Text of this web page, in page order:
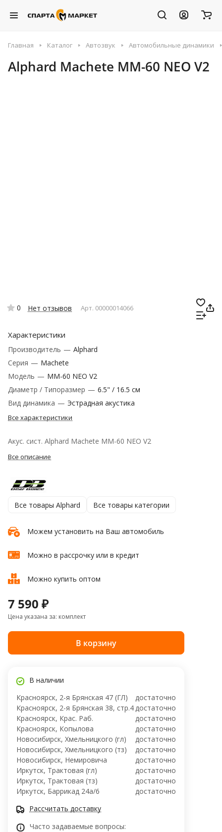
Главная Каталог Автозвук Автомобильные динамики
Alphard Machete MM-60 NEO V2
0 Нет отзывов Арт. 00000014066
Характеристики
Производитель — Alphard
Серия — Machete
Модель — MM-60 NEO V2
Диаметр / Типоразмер — 6.5" / 16.5 см
Вид динамика — Эстрадная акустика
Все характеристики
Акус. сист. Alphard Machete MM-60 NEO V2
Все описание
Все товары Alphard Все товары категории
Можем установить на Ваш автомобиль
Можно в рассрочку или в кредит
Можно купить оптом
7 590 ₽
Цена указана за: комплект
В корзину
В наличии
Красноярск, 2-я Брянская 47 (ГЛ)
достаточно
Красноярск, 2-я Брянская 38, стр.4достаточно
Красноярск, Крас. Раб.
достаточно
Красноярск, Копылова
достаточно
Новосибирск, Хмельницкого (гл)
достаточно
Новосибирск, Хмельницкого (тз)
достаточно
Новосибирск, ​Немировича
достаточно
Иркутск, Трактовая (гл)
достаточно
Иркутск, Трактовая (тз)
достаточно
Иркутск, ​Баррикад 24а/6
достаточно
Рассчитать доставку
Часто задаваемые вопросы: